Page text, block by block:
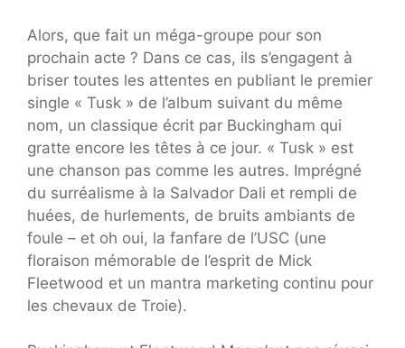
Alors, que fait un méga-groupe pour son
prochain acte ? Dans ce cas, ils s’engagent à
briser toutes les attentes en publiant le premier
single « Tusk » de l’album suivant du même
nom, un classique écrit par Buckingham qui
gratte encore les têtes à ce jour. « Tusk » est
une chanson pas comme les autres. Imprégné
du surréalisme à la Salvador Dali et rempli de
huées, de hurlements, de bruits ambiants de
foule – et oh oui, la fanfare de l’USC (une
floraison mémorable de l’esprit de Mick
Fleetwood et un mantra marketing continu pour
les chevaux de Troie).